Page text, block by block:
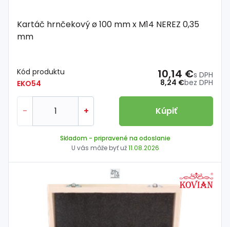
Kartáč hrnčekový ø 100 mm x M14 NEREZ 0,35
mm
Kód produktu
EKO54
8,24 €bez DPH
10,14 €s DPH
- + Kúpiť
Skladom - pripravené na odoslanie
U vás môže byť už11.08.2026